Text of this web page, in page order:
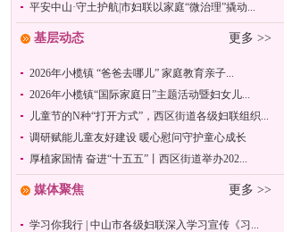
平安中山·守土护航|市妇联以家庭“微治理”撬动...
更多 >>
基层动态
2026年小榄镇 “爸爸去哪儿” 家庭教育亲子...
2026年小榄镇“国际家庭日”主题活动暨妇女儿...
儿童节的N种“打开方式”，西区街道各级妇联组织...
调研赋能儿童友好建设 暖心慰问守护童心成长
厚植家国情 奋进“十五五”丨西区街道举办202...
更多 >>
媒体聚焦
学习你我行 | 中山市各级妇联深入学习宣传《习...